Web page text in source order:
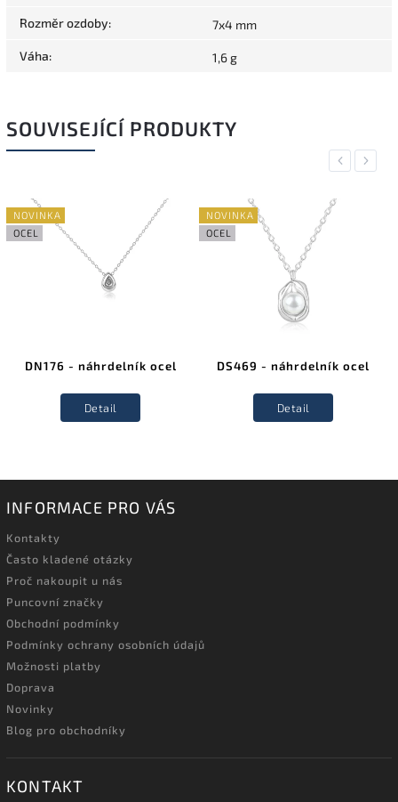
Rozměr ozdoby: 7x4 mm
Váha: 1,6 g
SOUVISEJÍCÍ PRODUKTY
Previous
NOVINKA
OCEL
DN176 - náhrdelník ocel
Detail
NOVINKA
OCEL
DS469 - náhrdelník ocel
Detail
Next
INFORMACE PRO VÁS
Kontakty
Často kladené otázky
Proč nakoupit u nás
Puncovní značky
Obchodní podmínky
Podmínky ochrany osobních údajů
Možnosti platby
Doprava
Novinky
Blog pro obchodníky
KONTAKT